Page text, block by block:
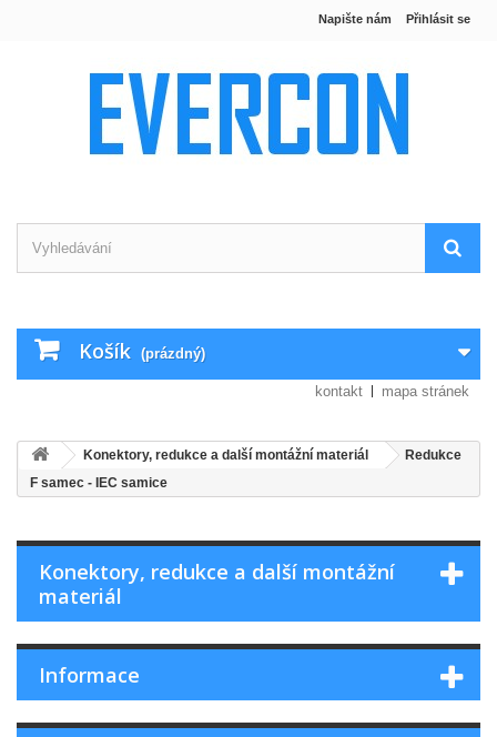
Přihlásit se
Napište nám
Košík (prázdný)
kontakt mapa stránek
Konektory, redukce a další montážní materiál
Redukce
F samec - IEC samice
Konektory, redukce a další montážní
materiál
Informace